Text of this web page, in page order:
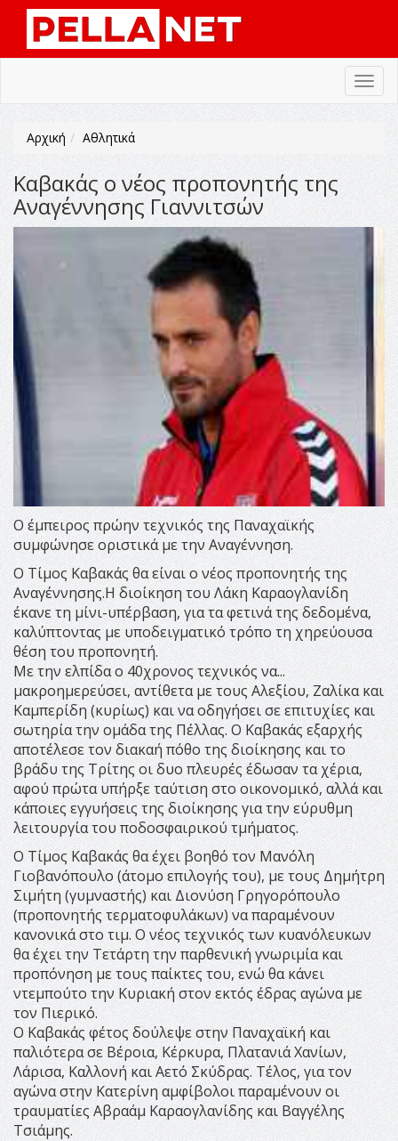
Αρχική Αθλητικά
Καβακάς ο νέος προπονητής της
Αναγέννησης Γιαννιτσών
Ο έμπειρος πρώην τεχνικός της Παναχαϊκής
συμφώνησε οριστικά με την Αναγέννηση.
O Tίμος Καβακάς θα είναι ο νέος προπονητής της
Αναγέννησης.Η διοίκηση του Λάκη Καραογλανίδη
έκανε τη μίνι-υπέρβαση, για τα φετινά της δεδομένα,
καλύπτοντας με υποδειγματικό τρόπο τη χηρεύουσα
θέση του προπονητή.
Με την ελπίδα ο 40χρονος τεχνικός να...
μακροημερεύσει, αντίθετα με τους Αλεξίου, Ζαλίκα και
Καμπερίδη (κυρίως) και να οδηγήσει σε επιτυχίες και
σωτηρία την ομάδα της Πέλλας. Ο Καβακάς εξαρχής
αποτέλεσε τον διακαή πόθο της διοίκησης και το
βράδυ της Τρίτης οι δυο πλευρές έδωσαν τα χέρια,
αφού πρώτα υπήρξε ταύτιση στο οικονομικό, αλλά και
κάποιες εγγυήσεις της διοίκησης για την εύρυθμη
λειτουργία του ποδοσφαιρικού τμήματος.
Ο Τίμος Καβακάς θα έχει βοηθό τον Μανόλη
Γιοβανόπουλο (άτομο επιλογής του), με τους Δημήτρη
Σιμήτη (γυμναστής) και Διονύση Γρηγορόπουλο
(προπονητής τερματοφυλάκων) να παραμένουν
κανονικά στο τιμ. Ο νέος τεχνικός των κυανόλευκων
θα έχει την Τετάρτη την παρθενική γνωριμία και
προπόνηση με τους παίκτες του, ενώ θα κάνει
ντεμπούτο την Κυριακή στον εκτός έδρας αγώνα με
τον Πιερικό.
Ο Καβακάς φέτος δούλεψε στην Παναχαϊκή και
παλιότερα σε Βέροια, Κέρκυρα, Πλατανιά Χανίων,
Λάρισα, Καλλονή και Αετό Σκύδρας. Τέλος, για τον
αγώνα στην Κατερίνη αμφίβολοι παραμένουν οι
τραυματίες Αβραάμ Καραογλανίδης και Βαγγέλης
Τσιάμης.